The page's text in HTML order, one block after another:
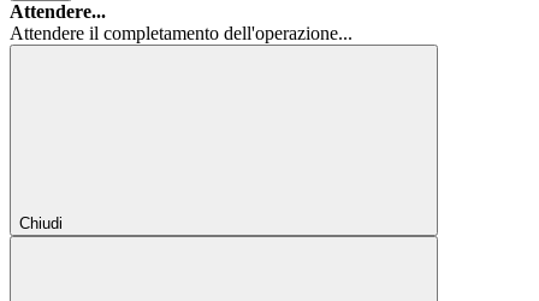
Attendere...
Attendere il completamento dell'operazione...
Chiudi